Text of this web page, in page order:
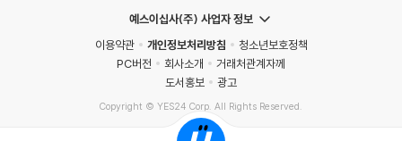
예스이십사(주) 사업자 정보
이용약관
개인정보처리방침
청소년보호정책
PC버전
회사소개
거래처관계자께
도서홍보
광고
Copyright © YES24 Corp. All Rights Reserved.